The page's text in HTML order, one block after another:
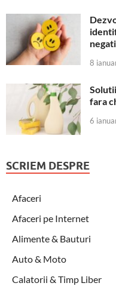
8
fara
6
SCRIEM DESPRE
Afaceri
Afaceri pe Internet
Alimente & Bauturi
Auto & Moto
Calatorii & Timp Liber